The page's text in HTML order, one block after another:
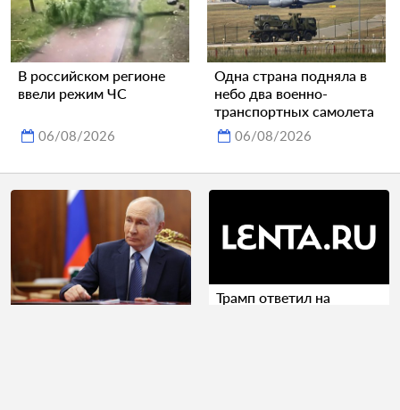
В российском регионе
ввели режим ЧС
06/08/2026
Одна страна подняла в
небо два военно-
транспортных самолета
06/08/2026
Трамп ответил на